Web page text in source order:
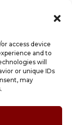
access device
and to
will
or unique IDs
may